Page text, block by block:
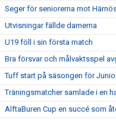
Seger för seniorerna mot
Utvisningar fällde damerna
U19 föll i sin första match
Bra försvar och målvaktsspel
Tuff start på säsongen för
Träningsmatcher samlade i en
AlftaBuren Cup en succé som